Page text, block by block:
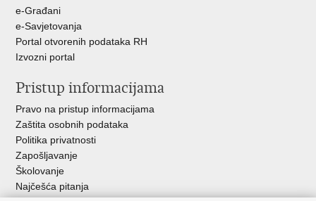
e-Građani
e-Savjetovanja
Portal otvorenih podataka RH
Izvozni portal
Pristup informacijama
Pravo na pristup informacijama
Zaštita osobnih podataka
Politika privatnosti
Zapošljavanje
Školovanje
Najčešća pitanja